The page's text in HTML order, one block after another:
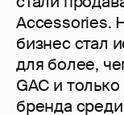
Accessories.
бизнес стал
для более,
GAC и
бренда